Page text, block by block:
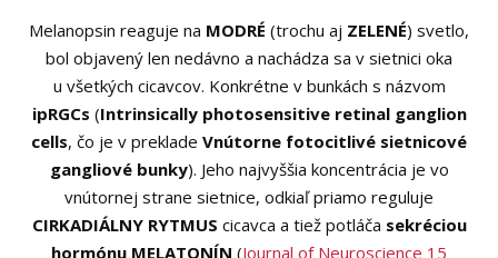
Melanopsin reaguje na MODRÉ (trochu aj ZELENÉ) svetlo,
bol objavený len nedávno a nachádza sa v sietnici oka
u všetkých cicavcov. Konkrétne v bunkách s názvom
ipRGCs (Intrinsically photosensitive retinal ganglion
cells, čo je v preklade Vnútorne fotocitlivé sietnicové
gangliové bunky). Jeho najvyššia koncentrácia je vo
vnútornej strane sietnice, odkiaľ priamo reguluje
CIRKADIÁLNY RYTMUS cicavca a tiež potláča sekréciou
hormónu MELATONÍN (Journal of Neuroscience 15